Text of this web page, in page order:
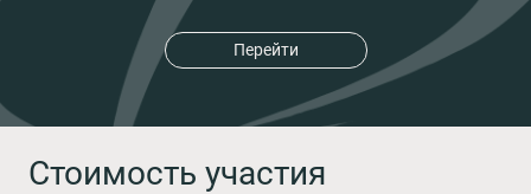
Перейти
Стоимость участия